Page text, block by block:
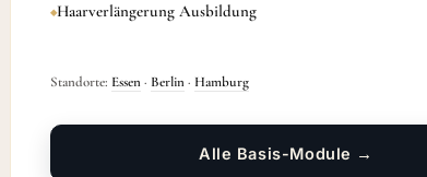
Haarverlängerung Ausbildung
Standorte: Essen· Berlin· Hamburg
Alle Basis-Module →